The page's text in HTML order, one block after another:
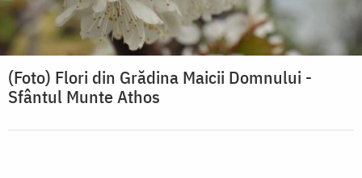
(Foto) Flori din Grădina Maicii Domnului -
Sfântul Munte Athos